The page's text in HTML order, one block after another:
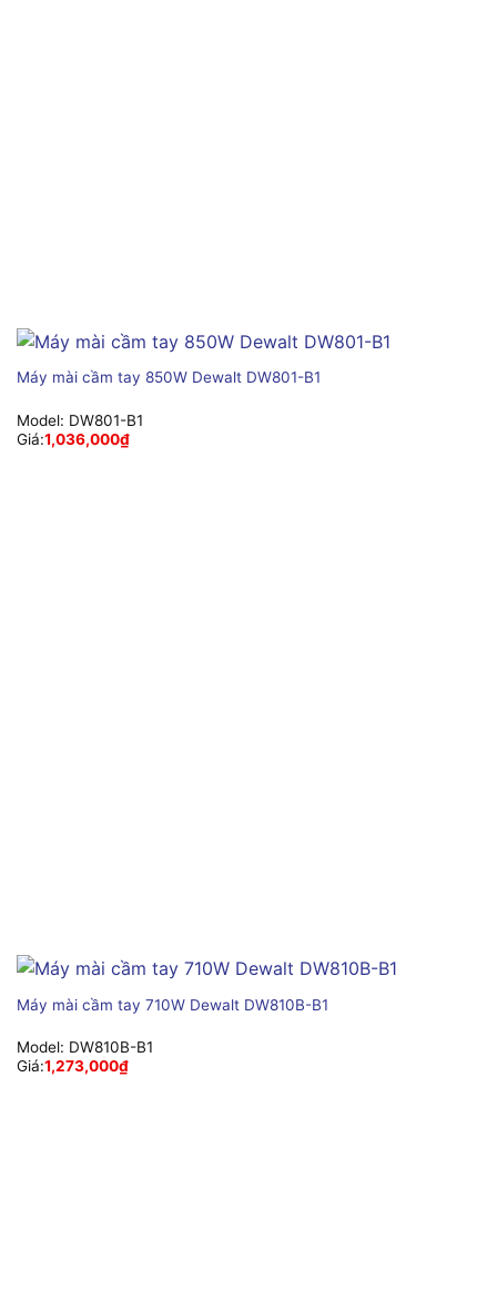
Máy mài cầm tay 850W Dewalt DW801-B1
Model: DW801-B1
Giá:1,036,000₫
Máy mài cầm tay 710W Dewalt DW810B-B1
Model: DW810B-B1
Giá:1,273,000₫